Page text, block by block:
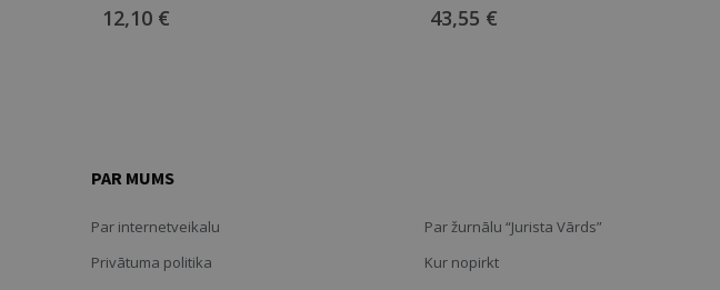
12,10 € 43,55 €
PAR MUMS
Par internetveikalu
Privātuma politika
Par žurnālu “Jurista Vārds”
Kur nopirkt